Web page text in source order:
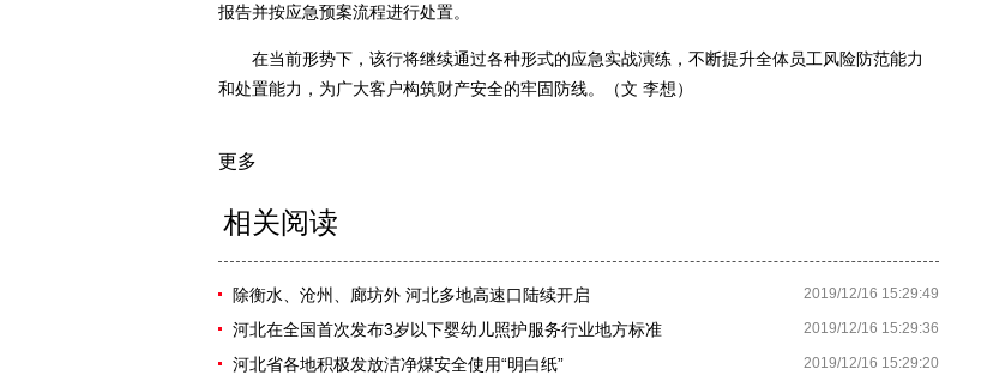
报告并按应急预案流程进行处置。
在当前形势下，该行将继续通过各种形式的应急实战演练，不断提升全体员工风险防范能力
和处置能力，为广大客户构筑财产安全的牢固防线。（文 李想）
更多
相关阅读
2019/12/16 15:29:49
除衡水、沧州、廊坊外 河北多地高速口陆续开启
2019/12/16 15:29:36
河北在全国首次发布3岁以下婴幼儿照护服务行业地方标准
2019/12/16 15:29:20
河北省各地积极发放洁净煤安全使用“明白纸”